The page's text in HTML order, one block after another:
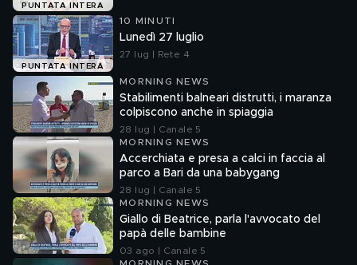
PUNTATA INTERA
PUNTATA INTERA
10 MINUTI
Lunedì 27 luglio
27 lug | Rete 4
MORNING NEWS
Stabilimenti balneari distrutti, i maranza
colpiscono anche in spiaggia
28 lug | Canale 5
MORNING NEWS
Accerchiata e presa a calci in faccia al
parco a Bari da una babygang
28 lug | Canale 5
MORNING NEWS
Giallo di Beatrice, parla l'avvocato del
papà delle bambine
03 ago | Canale 5